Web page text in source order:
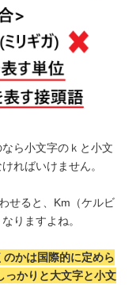
ら小文字のｋと小文
ればいけません。
せると、Km（ケルビ
りますよね。
かは国際的に定めら
っかりと大文字と小文